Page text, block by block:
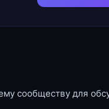
сообществу для